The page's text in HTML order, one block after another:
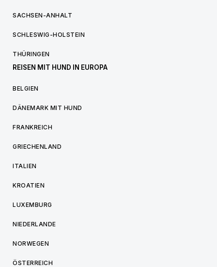
SACHSEN-ANHALT
SCHLESWIG-HOLSTEIN
THÜRINGEN
REISEN MIT HUND IN EUROPA
BELGIEN
DÄNEMARK MIT HUND
FRANKREICH
GRIECHENLAND
ITALIEN
KROATIEN
LUXEMBURG
NIEDERLANDE
NORWEGEN
ÖSTERREICH